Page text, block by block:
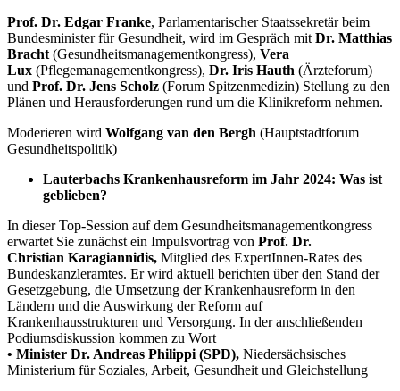
Prof. Dr. Edgar Franke, Parlamentarischer Staatssekretär beim
Bundesminister für Gesundheit, wird im Gespräch mit Dr. Matthias
Bracht (Gesundheitsmanagementkongress), Vera
Lux (Pflegemanagementkongress), Dr. Iris Hauth (Ärzteforum)
und Prof. Dr. Jens Scholz (Forum Spitzenmedizin) Stellung zu den
Plänen und Herausforderungen rund um die Klinikreform nehmen.
Moderieren wird Wolfgang van den Bergh (Hauptstadtforum
Gesundheitspolitik)
Lauterbachs Krankenhausreform im Jahr 2024: Was ist
geblieben?
In dieser Top-Session auf dem Gesundheitsmanagementkongress
erwartet Sie zunächst ein Impulsvortrag von Prof. Dr.
Christian Karagiannidis, Mitglied des ExpertInnen-Rates des
Bundeskanzleramtes. Er wird aktuell berichten über den Stand der
Gesetzgebung, die Umsetzung der Krankenhausreform in den
Ländern und die Auswirkung der Reform auf
Krankenhausstrukturen und Versorgung. In der anschließenden
Podiumsdiskussion kommen zu Wort
• Minister Dr. Andreas Philippi (SPD), Niedersächsisches
Ministerium für Soziales, Arbeit, Gesundheit und Gleichstellung